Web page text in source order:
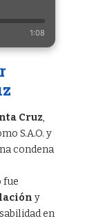
1:08
Cruz,
S.A.O. y
condena
fue
y
en